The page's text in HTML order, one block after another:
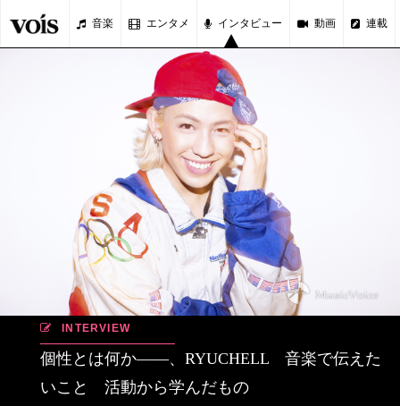
音楽 エンタメ インタビュー 動画 連載
INTERVIEW
個性とは何か――、RYUCHELL 音楽で伝えた
いこと 活動から学んだもの